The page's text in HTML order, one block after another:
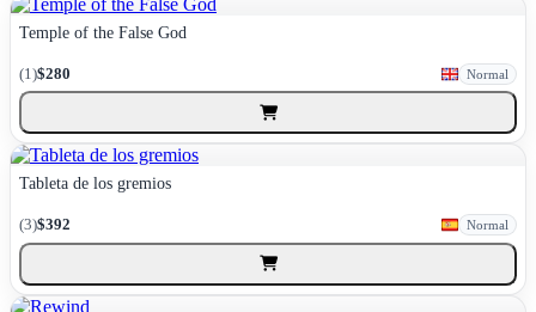
Temple of the False God
(1)$280 Normal
Tableta de los gremios
(3)$392 Normal